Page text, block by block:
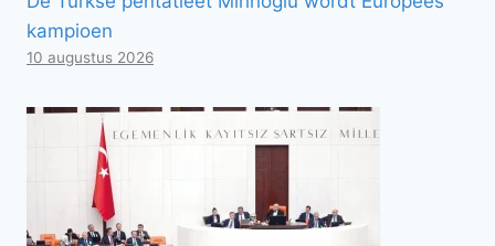
kampioen
10 augustus 2026